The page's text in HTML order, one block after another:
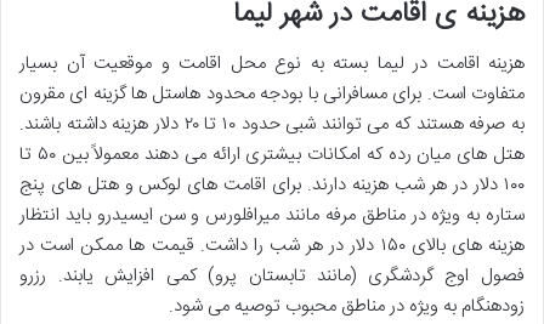
هزینه ی اقامت در شهر لیما
هزینه اقامت در لیما بسته به نوع محل اقامت و موقعیت آن بسیار
متفاوت است. برای مسافرانی با بودجه محدود هاستل ها گزینه ای مقرون
به صرفه هستند که می توانند شبی حدود ۱۰ تا ۲۰ دلار هزینه داشته باشند.
هتل های میان رده که امکانات بیشتری ارائه می دهند معمولاً بین ۵۰ تا
۱۰۰ دلار در هر شب هزینه دارند. برای اقامت های لوکس و هتل های پنج
ستاره به ویژه در مناطق مرفه مانند میرافلورس و سن ایسیدرو باید انتظار
هزینه های بالای ۱۵۰ دلار در هر شب را داشت. قیمت ها ممکن است در
فصول اوج گردشگری (مانند تابستان پرو) کمی افزایش یابند. رزرو
زودهنگام به ویژه در مناطق محبوب توصیه می شود.